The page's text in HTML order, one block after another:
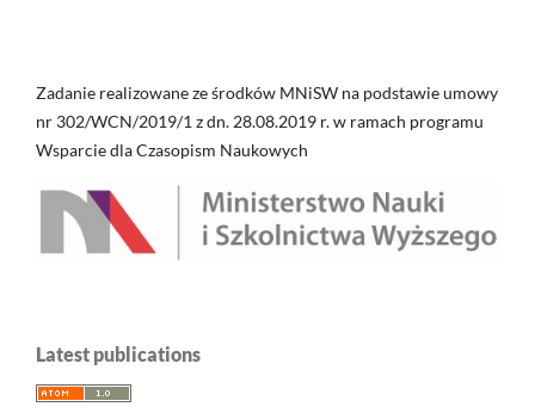
Zadanie realizowane ze środków MNiSW na podstawie umowy
nr 302/WCN/2019/1 z dn. 28.08.2019 r. w ramach programu
Wsparcie dla Czasopism Naukowych
Latest publications